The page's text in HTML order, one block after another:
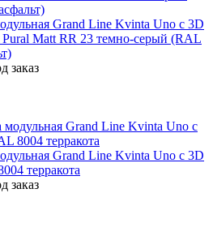
Grand Line Kvinta Uno c 3D
Pural Matt RR 23 темно-серый (RAL
заказ
Grand Line Kvinta Uno c 3D
терракота
заказ